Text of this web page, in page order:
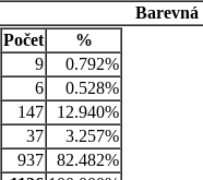
Barevná
Počet
%
9
0.792%
6
0.528%
147
12.940%
37
3.257%
937
82.482%